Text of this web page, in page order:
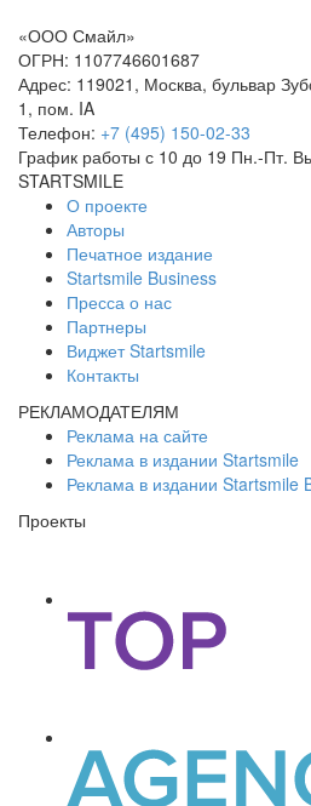
«ООО Смайл»
ОГРН: 1107746601687
Адрес: 119021 , Москва, бульвар
1, пом. IA
Телефон: +7 (495) 150-02-33
График работы с 10 до 19 Пн.-Пт.
STARTSMILE
О проекте
Авторы
Печатное издание
Startsmile Business
Пресса о нас
Партнеры
Виджет Startsmile
Контакты
РЕКЛАМОДАТЕЛЯМ
Реклама на сайте
Реклама в издании Startsmile
Реклама в издании Startsmile
Проекты